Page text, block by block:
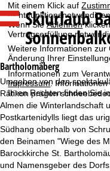
Mit einem Klick auf
nicht
Wenn SieAblehnen
Vertragserfüllung
Weitere Informationen
Änderung Ihrer
Informationen zum
Impressum. Informationen
Ihren Rechten finden Sie
t
a
r
t
s
e
i
Skiurlaub
Bartholomäberg
Umgeben von den
Rätikon prägen
Almen die Winterlandschaft
Postkartenidylls liegt das
Südhang oberhalb von
den Beinamen "Wiege des
Barockkirche St.
und Namensgeber des